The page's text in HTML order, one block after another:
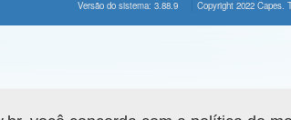
Versão do sistema: 3.88.9 Copyright 2022 Capes.